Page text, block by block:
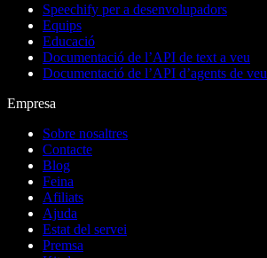
Speechify per a desenvolupadors
Equips
Educació
Documentació de l’API de text a veu
Documentació de l’API d’agents de veu
Empresa
Sobre nosaltres
Contacte
Blog
Feina
Afiliats
Ajuda
Estat del servei
Premsa